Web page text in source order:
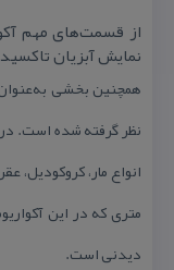
از قسمت‌های مهم
نمایش آبزیان
همچنین بخشی
نظر گرفته شده است. در
انواع مار،
متری كه در این
دیدنی است.